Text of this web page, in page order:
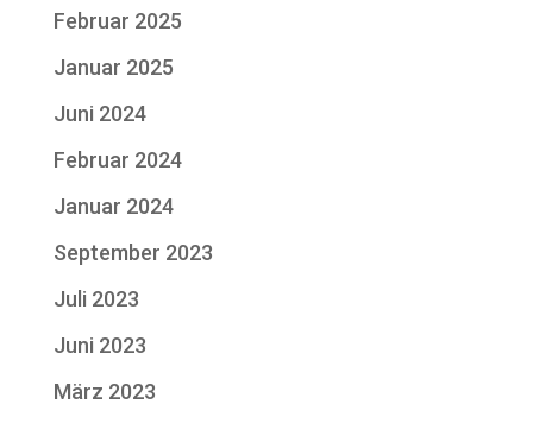
Februar 2025
Januar 2025
Juni 2024
Februar 2024
Januar 2024
September 2023
Juli 2023
Juni 2023
März 2023